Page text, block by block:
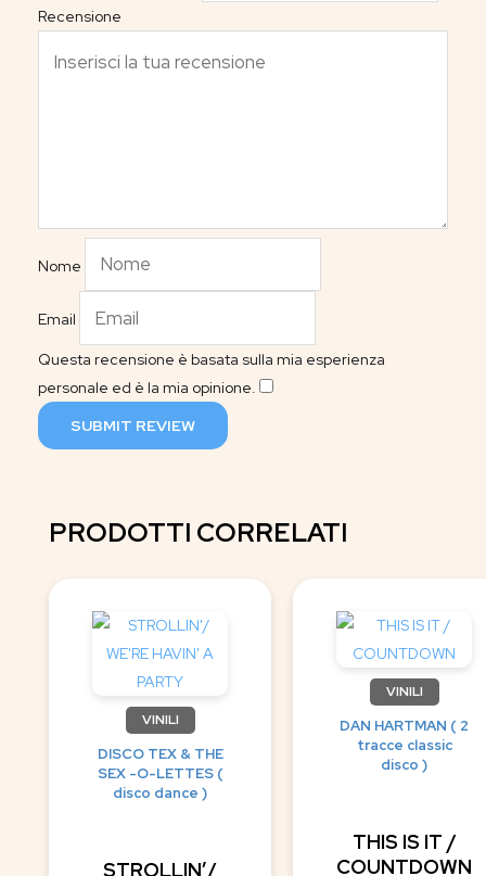
Recensione
Nome
Email
Questa recensione è basata sulla mia esperienza
personale ed è la mia opinione.
SUBMIT REVIEW
PRODOTTI CORRELATI
VINILI
DISCO TEX & THE
SEX -O-LETTES (
disco dance )
STROLLIN’/
VINILI
DAN HARTMAN ( 2
tracce classic
disco )
THIS IS IT /
COUNTDOWN